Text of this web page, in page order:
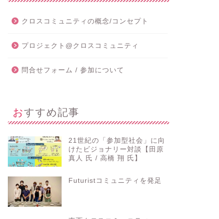
クロスコミュニティの概念/コンセプト
プロジェクト@クロスコミュニティ
問合せフォーム / 参加について
おすすめ記事
21世紀の「参加型社会」に向
けたビジョナリー対談【田原
真人 氏 / 高橋 翔 氏】
Futuristコミュニティを発足